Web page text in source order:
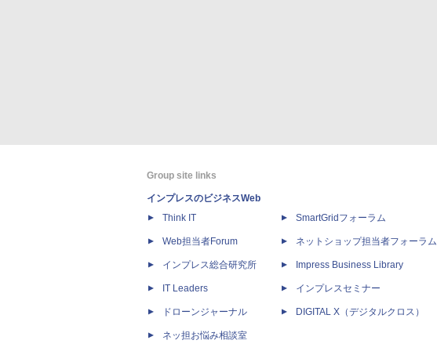
Group site links
インプレスのビジネスWeb
Think IT
Web担当者Forum
インプレス総合研究所
IT Leaders
ドローンジャーナル
ネッ担お悩み相談室
SmartGridフォーラム
ネットショップ担当者フォーラム
Impress Business Library
インプレスセミナー
DIGITAL X（デジタルクロス）